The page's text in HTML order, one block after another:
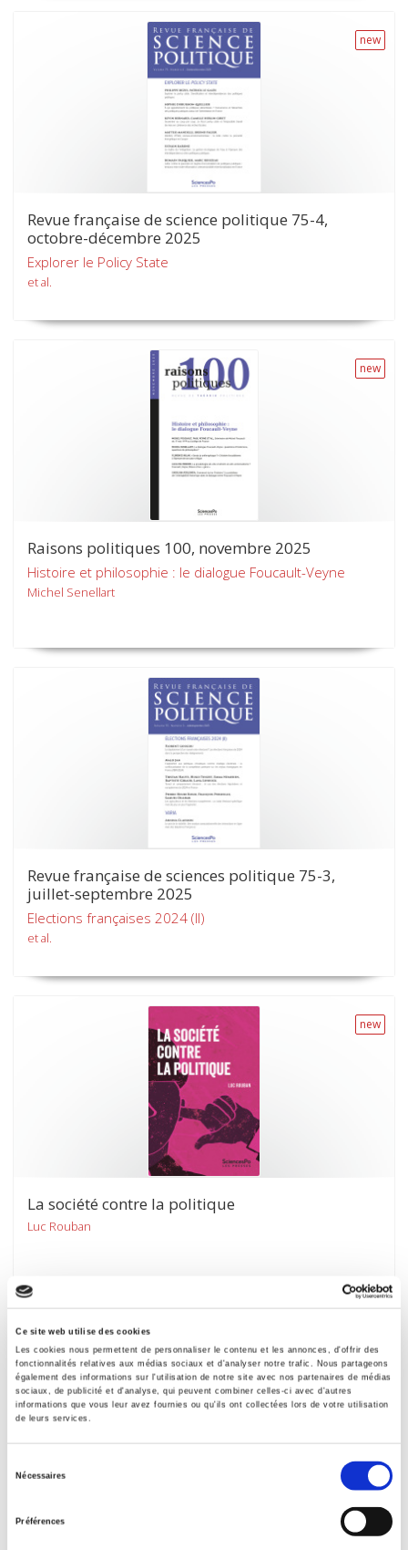
Ce site web utilise des cookies
Les cookies nous permettent de personnaliser le contenu et les annonces, d'offrir des
fonctionnalités relatives aux médias sociaux et d'analyser notre trafic. Nous partageons
également des informations sur l'utilisation de notre site avec nos partenaires de médias
sociaux, de publicité et d'analyse, qui peuvent combiner celles-ci avec d'autres
informations que vous leur avez fournies ou qu'ils ont collectées lors de votre utilisation
de leurs services.
Nécessaires
Préférences
new
Revue française de science politique 75-4,
octobre-décembre 2025
Explorer le Policy State
et al.
new
Raisons politiques 100, novembre 2025
Histoire et philosophie : le dialogue Foucault-Veyne
Michel Senellart
Revue française de sciences politique 75-3,
juillet-septembre 2025
Elections françaises 2024 (II)
et al.
new
La société contre la politique
Luc Rouban
new
Gouvernement & action publique 14-3, juillet-